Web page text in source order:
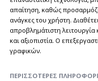
απαίτηση, καθώς
ανάγκες του χρήστη.
απροβλημάτιστη
και αξιοπιστία. O
γραφικών.
ΠΕΡΙΣΣΌΤΕΡΕΣ